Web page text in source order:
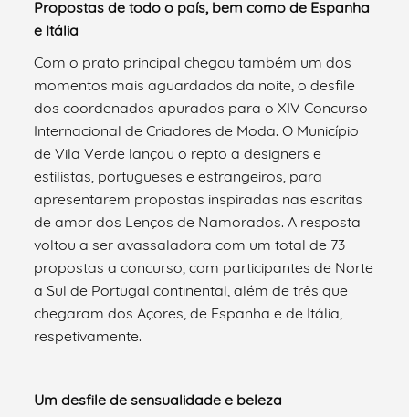
Propostas de todo o país, bem como de Espanha
e Itália
Com o prato principal chegou também um dos
momentos mais aguardados da noite, o desfile
dos coordenados apurados para o XIV Concurso
Internacional de Criadores de Moda. O Município
de Vila Verde lançou o repto a designers e
estilistas, portugueses e estrangeiros, para
apresentarem propostas inspiradas nas escritas
de amor dos Lenços de Namorados. A resposta
voltou a ser avassaladora com um total de 73
propostas a concurso, com participantes de Norte
a Sul de Portugal continental, além de três que
chegaram dos Açores, de Espanha e de Itália,
respetivamente.
Um desfile de sensualidade e beleza